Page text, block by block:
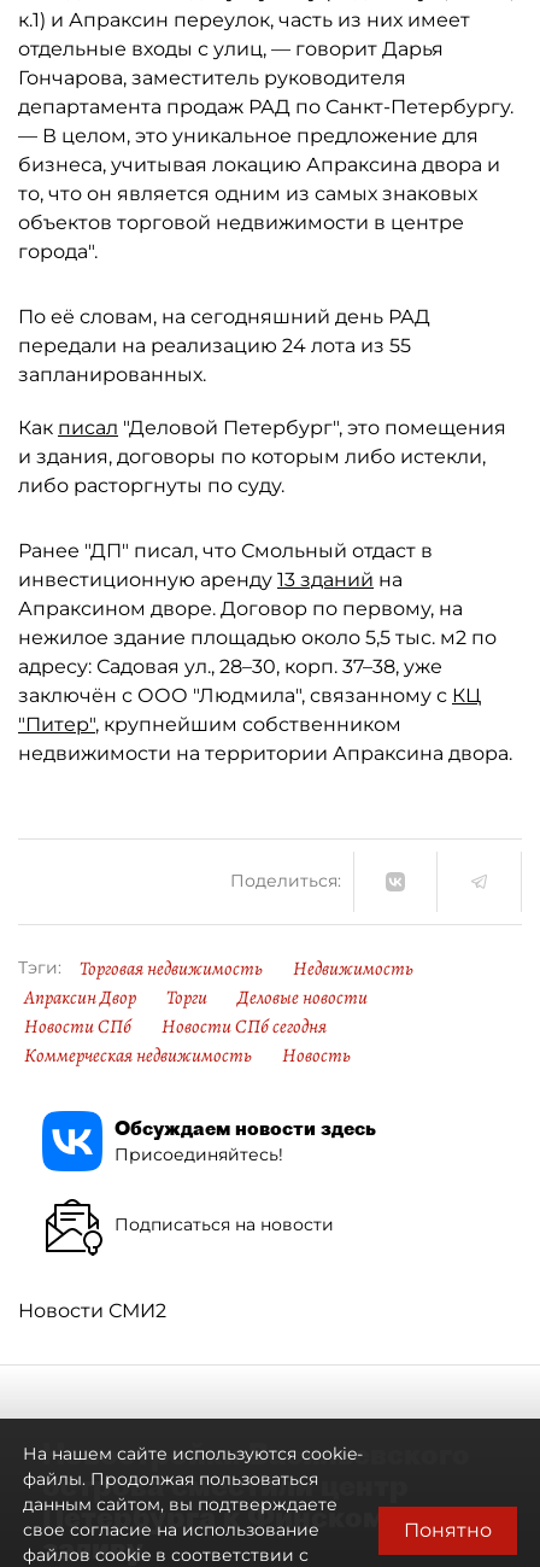
к.1) и Апраксин переулок, часть из них имеет
отдельные входы с улиц, — говорит Дарья
Гончарова, заместитель руководителя
департамента продаж РАД по Санкт-Петербургу.
— В целом, это уникальное предложение для
бизнеса, учитывая локацию Апраксина двора и
то, что он является одним из самых знаковых
объектов торговой недвижимости в центре
города".
По её словам, на сегодняшний день РАД
передали на реализацию 24 лота из 55
запланированных.
Как писал "Деловой Петербург", это помещения
и здания, договоры по которым либо истекли,
либо расторгнуты по суду.
Ранее "ДП" писал, что Смольный отдаст в
инвестиционную аренду 13 зданий на
Апраксином дворе. Договор по первому, на
нежилое здание площадью около 5,5 тыс. м2 по
адресу: Садовая ул., 28–30, корп. 37–38, уже
заключён с ООО "Людмила", связанному с КЦ
"Питер", крупнейшим собственником
недвижимости на территории Апраксина двора.
Поделиться:
Тэги: Торговая недвижимость
Недвижимость
Апраксин Двор
Торги
Деловые новости
Новости СПб
Новости СПб сегодня
Коммерческая недвижимость
Новость
Обсуждаем новости здесь
Присоединяйтесь!
Подписаться на новости
Новости СМИ2
Новостройки Васильевского
острова сместили центр
Петербурга к Финскому
заливу
На нашем сайте используются cookie-
файлы. Продолжая пользоваться
данным сайтом, вы подтверждаете
свое согласие на использование
файлов cookie в соответствии с
Понятно